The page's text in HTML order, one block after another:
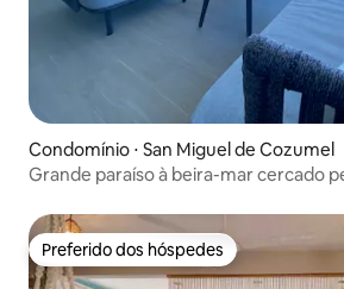
Condomínio ⋅ San Miguel de Cozumel
Grande paraíso à beira-mar cercado
Preferido dos hóspedes
Preferido dos hóspedes